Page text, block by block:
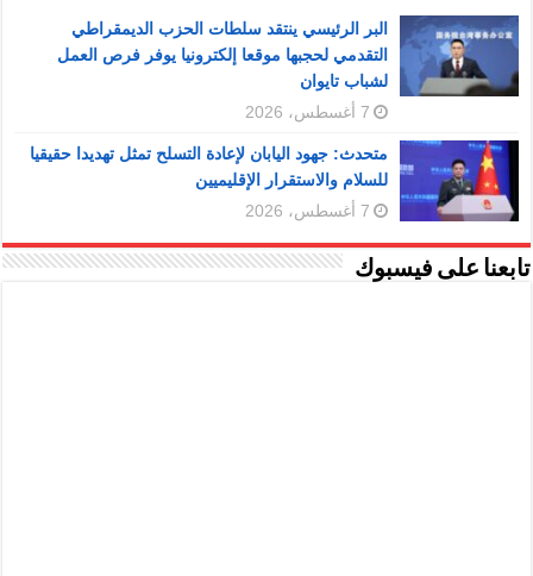
البر الرئيسي ينتقد سلطات الحزب الديمقراطي
التقدمي لحجبها موقعا إلكترونيا يوفر فرص العمل
لشباب تايوان
7 أغسطس، 2026
متحدث: جهود اليابان لإعادة التسلح تمثل تهديدا حقيقيا
للسلام والاستقرار الإقليميين
7 أغسطس، 2026
تابعنا على فيسبوك